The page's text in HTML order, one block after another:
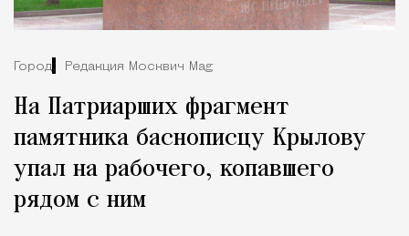
Город Редакция Москвич Mag
На Патриарших фрагмент
памятника баснописцу Крылову
упал на рабочего, копавшего
рядом с ним